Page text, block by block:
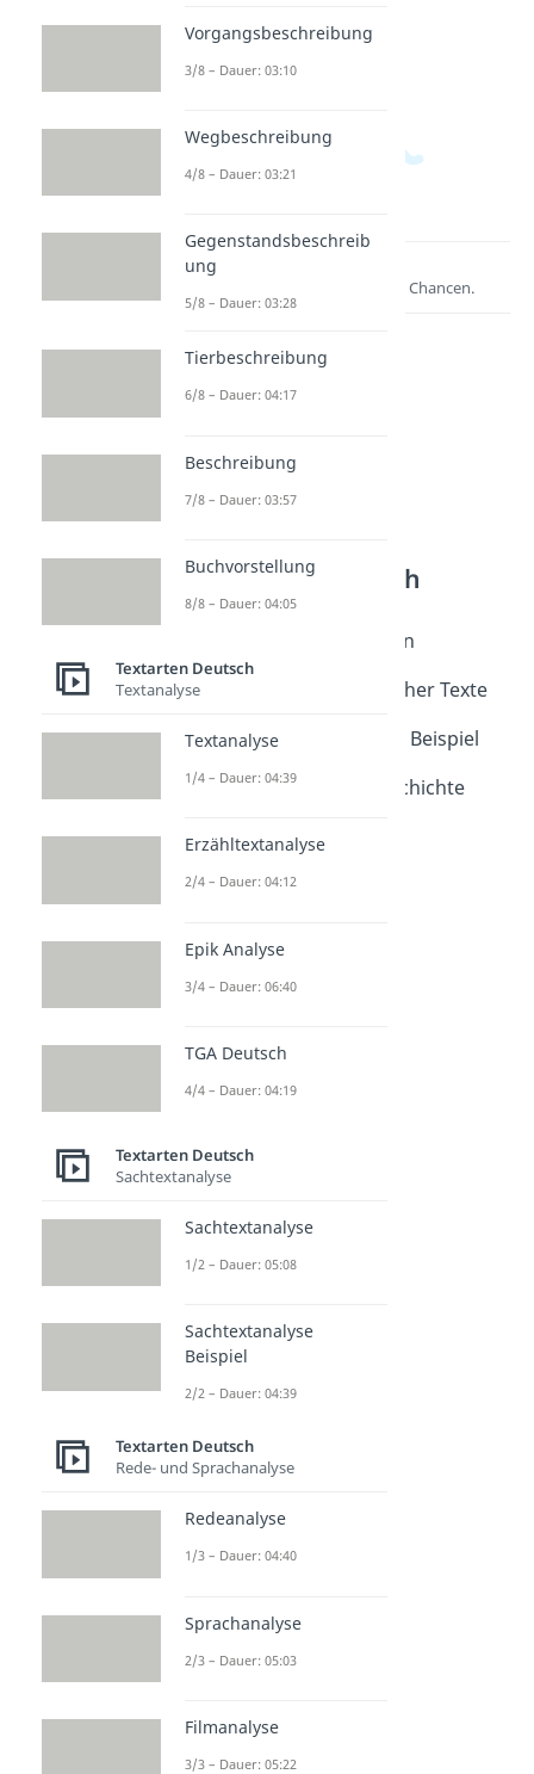
Entdecke hier deine Chancen.
Textarten Deutsch
Interpretation
Interpretation schreiben
Dauer: 05:15
Interpretation literarischer Texte
Parabel Interpretation - Beispiel
Interpretation Kurzgeschichte
Vorgangsbeschreibung
3/8 – Dauer: 03:10
Wegbeschreibung
4/8 – Dauer: 03:21
Gegenstandsbeschreib
ung
5/8 – Dauer: 03:28
Tierbeschreibung
6/8 – Dauer: 04:17
Beschreibung
7/8 – Dauer: 03:57
Buchvorstellung
8/8 – Dauer: 04:05
Textarten Deutsch
Textanalyse
Textanalyse
1/4 – Dauer: 04:39
Erzähltextanalyse
2/4 – Dauer: 04:12
Epik Analyse
3/4 – Dauer: 06:40
TGA Deutsch
4/4 – Dauer: 04:19
Textarten Deutsch
Sachtextanalyse
Sachtextanalyse
1/2 – Dauer: 05:08
Sachtextanalyse
Beispiel
2/2 – Dauer: 04:39
Textarten Deutsch
Rede- und Sprachanalyse
Redeanalyse
1/3 – Dauer: 04:40
Sprachanalyse
2/3 – Dauer: 05:03
Filmanalyse
3/3 – Dauer: 05:22